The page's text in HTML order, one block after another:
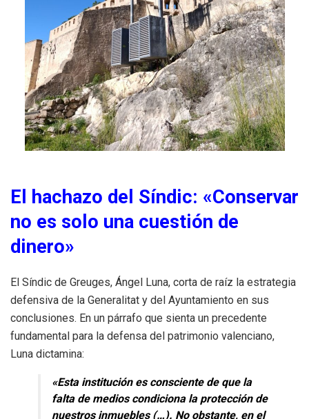
El hachazo del Síndic: «Conservar
no es solo una cuestión de
dinero»
El Síndic de Greuges, Ángel Luna, corta de raíz la estrategia
defensiva de la Generalitat y del Ayuntamiento en sus
conclusiones. En un párrafo que sienta un precedente
fundamental para la defensa del patrimonio valenciano,
Luna dictamina:
«Esta institución es consciente de que la
falta de medios condiciona la protección de
nuestros inmuebles (…). No obstante, en el